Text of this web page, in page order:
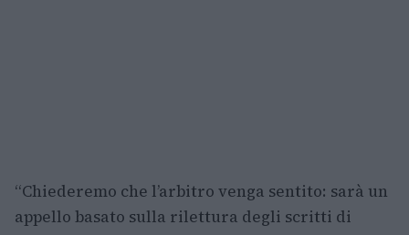
“Chiederemo che l’arbitro venga sentito: sarà un
appello basato sulla rilettura degli scritti di